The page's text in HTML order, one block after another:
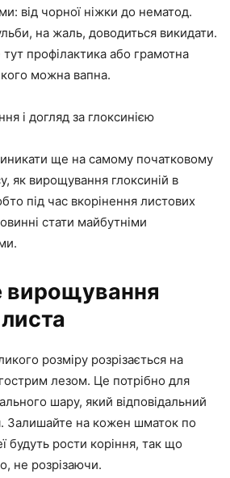
від чорної ніжки до нематод.
на жаль, доводиться викидати.
профілактика або грамотна
можна вапна.
і догляд за глоксинією
ще на самому початковому
як вирощування глоксиній в
під час вкорінення листових
стати майбутніми
вирощування
листа
розміру розрізається на
лезом. Це потрібно для
шару, який відповідальний
Залишайте на кожен шматок по
будуть рости коріння, так що
не розрізаючи.